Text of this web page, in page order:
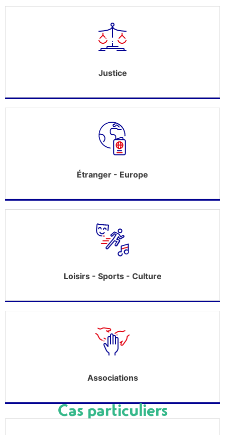
Justice
Étranger - Europe
Loisirs - Sports - Culture
Associations
Cas particuliers